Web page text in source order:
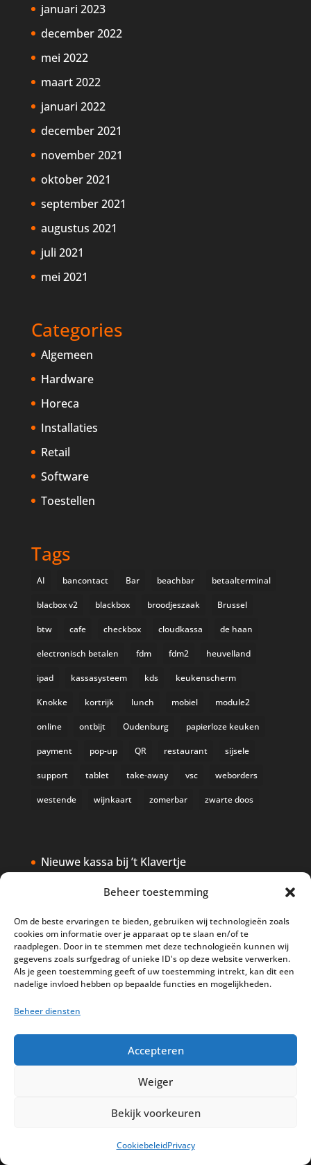
Beheer toestemming
Om de beste ervaringen te bieden, gebruiken wij technologieën zoals
cookies om informatie over je apparaat op te slaan en/of te
raadplegen. Door in te stemmen met deze technologieën kunnen wij
gegevens zoals surfgedrag of unieke ID's op deze website verwerken.
Als je geen toestemming geeft of uw toestemming intrekt, kan dit een
nadelige invloed hebben op bepaalde functies en mogelijkheden.
Beheer diensten
Accepteren
Weiger
Bekijk voorkeuren
CookiebeleidPrivacy
januari 2023
december 2022
mei 2022
maart 2022
januari 2022
december 2021
november 2021
oktober 2021
september 2021
augustus 2021
juli 2021
mei 2021
Categories
Algemeen
Hardware
Horeca
Installaties
Retail
Software
Toestellen
Tags
AI bancontact Bar beachbar betaalterminal
blacbox v2 blackbox broodjeszaak Brussel
btw cafe checkbox cloudkassa de haan
electronisch betalen fdm fdm2 heuvelland
ipad kassasysteem kds keukenscherm
Knokke kortrijk lunch mobiel module2
online ontbijt Oudenburg papierloze keuken
payment pop-up QR restaurant sijsele
support tablet take-away vsc weborders
westende wijnkaart zomerbar zwarte doos
Nieuwe kassa bij ’t Klavertje
AI in de Horeca kassawereld
Safran Palace start met nieuw
kassasysteem
BTW aanpassingen HoReCa vanaf 1
Privacy
Support
Peterschap